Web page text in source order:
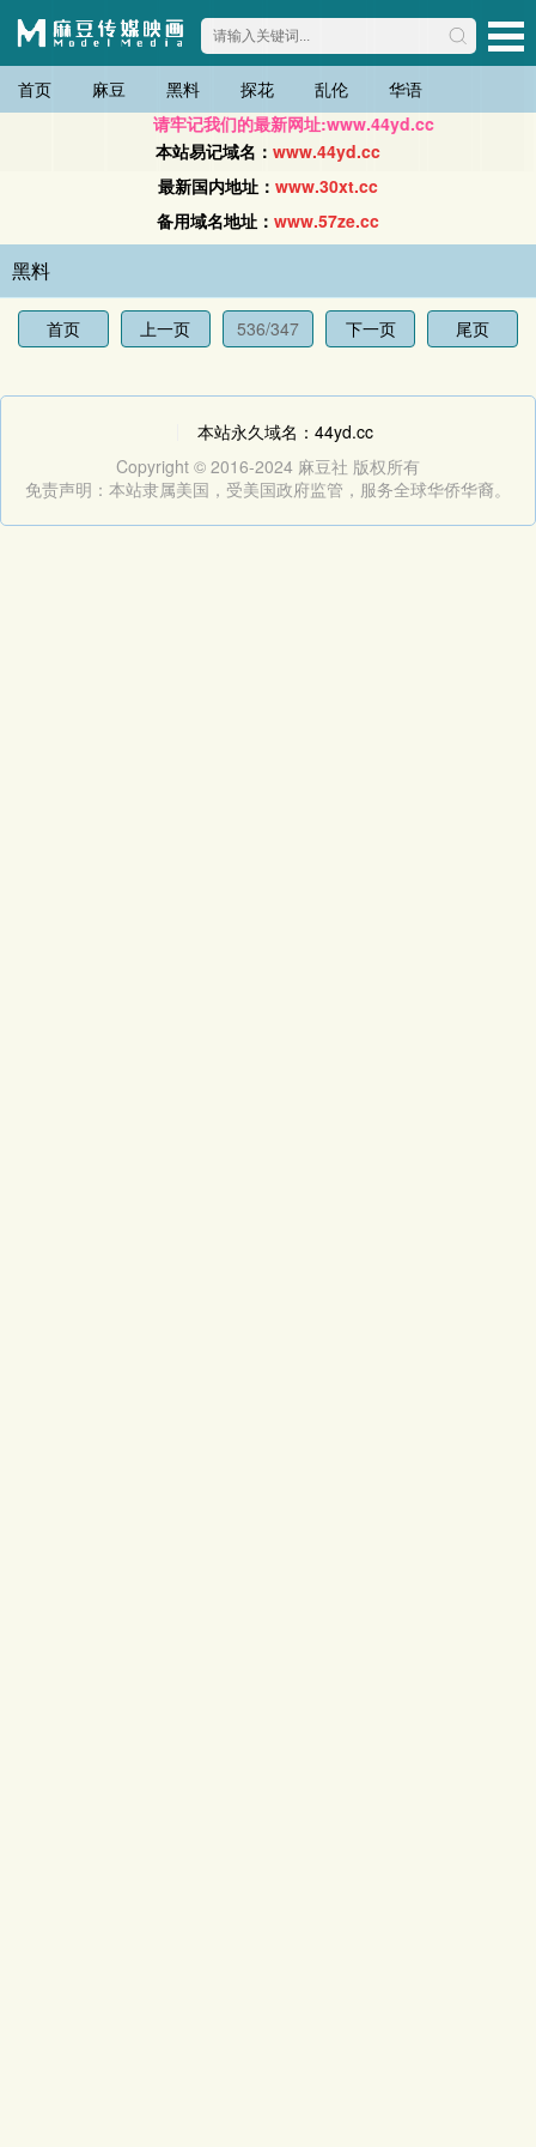
首页 麻豆 黑料 探花 乱伦
华语
请牢记我们的最新网址:www.44yd.cc
本站易记域名： www.44yd.cc
最新国内地址： www.30xt.cc
备用域名地址： www.57ze.cc
黑料
首页 上一页 536/347 下一页 尾页
本站永久域名：44yd.cc
Copyright © 2016-2024 麻豆社 版权所有
免责声明：本站隶属美国，受美国政府监管，服务全球华侨华裔。